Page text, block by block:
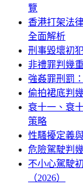
覽
香港打架法
全面解析
刑事毀壞初
非禮罪判幾
強姦罪刑罰
偷拍裙底判
衰十一、衰
策略
性騷擾定義
危險駕駛判
不小心駕駛
（2026）